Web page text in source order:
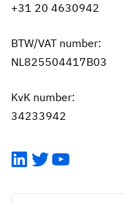
+31 20 4630942
BTW/VAT number:
NL825504417B03
KvK number:
34233942
LinkedIn
TwitterYouTube